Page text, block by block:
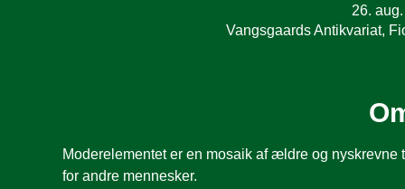
26.
Vangsgaards Antikvariat,
Moderelementet er en mosaik af ældre og
for andre mennesker.